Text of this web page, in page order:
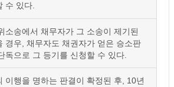
수 있다.
송에서 채무자가 그 소송이 제기된
경우, 채무자도 채권자가 얻은 승소판
독으로 그 등기를 신청할 수 있다.
행을 명하는 판결이 확정된 후, 10년